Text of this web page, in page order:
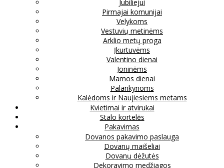
Jubiliejui
Pirmajai komunijai
Velykoms
Vestuvių metinėms
Arklio metų proga
Įkurtuvėms
Valentino dienai
Joninėms
Mamos dienai
Palankynoms
Kalėdoms ir Naujiesiems metams
Kvietimai ir atvirukai
Stalo kortelės
Pakavimas
Dovanos pakavimo paslauga
Dovanų maišeliai
Dovanų dėžutės
Dekoravimo medžiagos